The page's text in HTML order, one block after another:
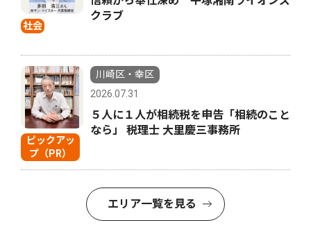
社会
クラブ
ピックアッ
プ（PR）
川崎区・幸区
2026.07.31
５人に１人が相続税を申告「相続のこと
なら」 税理士 大里慶三事務所
エリア一覧を見る